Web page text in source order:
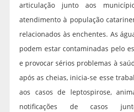
articulação junto aos
atendimento à população
relacionados às enchentes. As
podem estar contaminadas pelo
e provocar sérios problemas à
após as cheias, inicia-se esse
aos casos de leptospirose,
notificações de casos